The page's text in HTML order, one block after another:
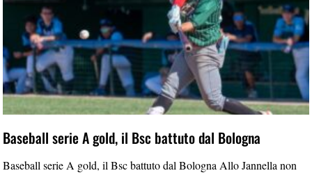
Baseball serie A gold, il Bsc battuto dal Bologna
Baseball serie A gold, il Bsc battuto dal Bologna Allo Jannella non